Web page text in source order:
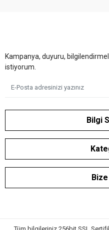
Kampanya, duyuru,
istiyorum.
Bilgi
Bize